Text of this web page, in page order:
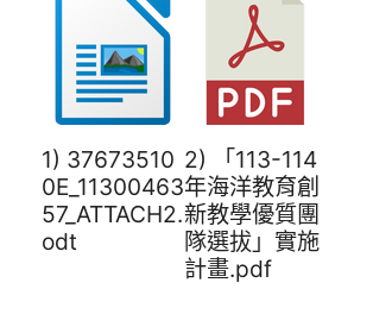
1) 37673510
0E_11300463
57_ATTACH2.
odt
2) 「113-114
年海洋教育創
新教學優質團
隊選拔」實施
計畫.pdf